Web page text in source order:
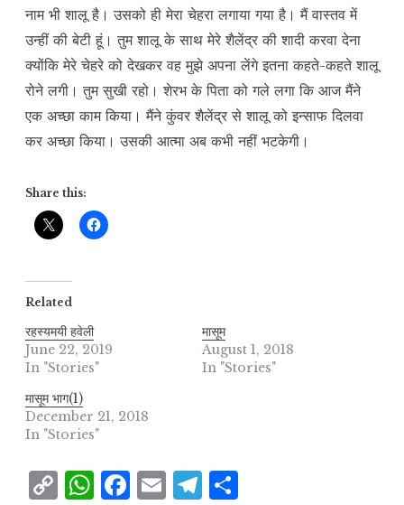
नाम भी शालू है। उसको ही मेरा चेहरा लगाया गया है। मैं वास्तव में
उन्हीं की बेटी हूं। तुम शालू के साथ मेरे शैलेंद्र की शादी करवा देना
क्योंकि मेरे चेहरे को देखकर वह मुझे अपना लेंगे इतना कहते-कहते शालू
रोने लगी। तुम सुखी रहो। शेरभ के पिता को गले लगा कि आज मैंने
एक अच्छा काम किया। मैंने कुंवर शैलेंद्र से शालू को इन्साफ दिलवा
कर अच्छा किया। उसकी आत्मा अब कभी नहीं भटकेगी।
Share this:
Related
रहस्यमयी हवेली
June 22, 2019
In "Stories"
मासूम
August 1, 2018
In "Stories"
मासूम भाग(1)
December 21, 2018
In "Stories"
C W F
E
T